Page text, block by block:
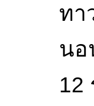
ทา
นอ
12